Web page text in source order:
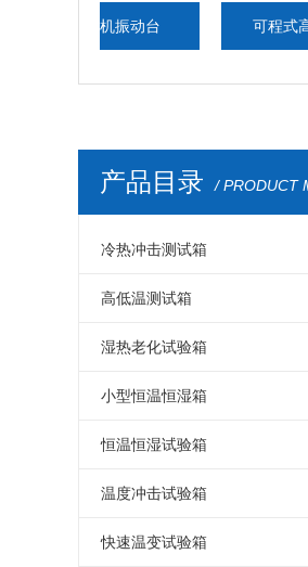
一体机振动台 可程式高低温
产品目录 / PRODUCT
冷热冲击测试箱
冷热冲击箱
冷热冲击测试箱
冷热冲击试验箱
冷热冲击试验机
小型冷热冲击试验箱
三箱冷热冲击试验箱
高低温测试箱
高低温测试箱
高低温试验箱
高低温测试仪器
高低温试验机
可程式高低温试验箱
湿热老化试验箱
湿热老化试验箱
交变湿热试验箱
湿热老化测试箱
高低温交变湿热试验箱
小型恒温恒湿箱
小型温湿度试验箱
小型恒温恒湿试验箱
小型高低温试验箱
恒温恒湿试验箱
恒温恒湿箱
恒温恒湿试验箱
温度冲击试验箱
温度冲击试验箱
快速温变试验箱